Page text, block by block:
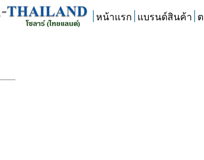
หน้าแรก แบรนด์สินค้า